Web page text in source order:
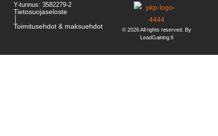
© 2026 All rights reserved. By
LeadGaining.fi
Y-tunnus: 3582279-2
Tietosuojaseloste
Toimitusehdot & maksuehdot